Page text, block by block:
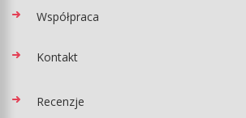
Współpraca
Kontakt
Recenzje